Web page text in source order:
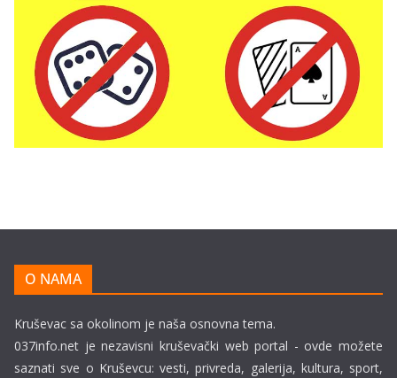
O NAMA
Kruševac sa okolinom je naša osnovna tema.
037info.net je nezavisni kruševački web portal - ovde možete
saznati sve o Kruševcu: vesti, privreda, galerija, kultura, sport,